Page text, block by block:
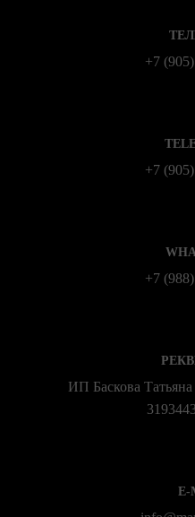
+7
+7
+7 (988)
ИП Баскова
E-